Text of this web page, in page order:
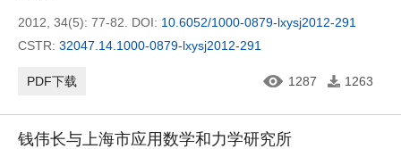
2012, 34(5): 77-82. DOI: 10.6052/1000-0879-lxysj2012-291
CSTR: 32047.14.1000-0879-lxysj2012-291
PDF下载 1287 1263
钱伟长与上海市应用数学和力学研究所